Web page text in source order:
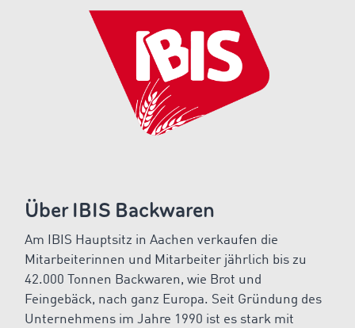
Über IBIS Backwaren
Am IBIS Hauptsitz in Aachen verkaufen die
Mitarbeiterinnen und Mitarbeiter jährlich bis zu
42.000 Tonnen Backwaren, wie Brot und
Feingebäck, nach ganz Europa. Seit Gründung des
Unternehmens im Jahre 1990 ist es stark mit